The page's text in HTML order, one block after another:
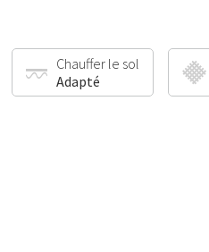
Chauffer le sol
Adapté